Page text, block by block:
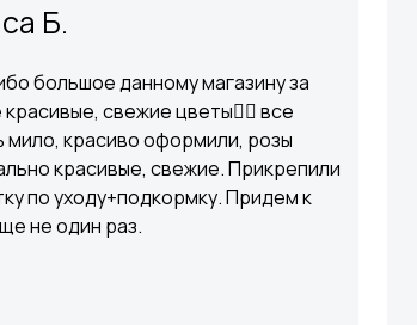
Б.
большое данному магазину за
красивые, свежие цветы👍🏼 все
мило, красиво оформили, розы
красивые, свежие. Прикрепили
по уходу+подкормку. Придем к
не один раз.